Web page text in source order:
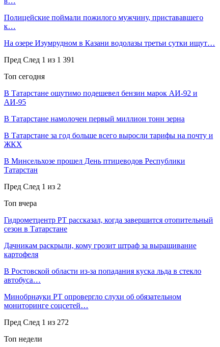
Полицейские поймали пожилого мужчину, пристававшего
к…
На озере Изумрудном в Казани водолазы третьи сутки ищут…
Пред След 1 из 1 391
Топ сегодня
В Татарстане ощутимо подешевел бензин марок АИ-92 и
АИ-95
В Татарстане намолочен первый миллион тонн зерна
В Татарстане за год больше всего выросли тарифы на почту и
ЖКХ
В Минсельхозе прошел День птицеводов Республики
Татарстан
Пред След 1 из 2
Топ вчера
Гидрометцентр РТ рассказал, когда завершится отопительный
сезон в Татарстане
Дачникам раскрыли, кому грозит штраф за выращивание
картофеля
В Ростовской области из-за попадания куска льда в стекло
автобуса…
Минобрнауки РТ опровергло слухи об обязательном
мониторинге соцсетей…
Пред След 1 из 272
Топ недели